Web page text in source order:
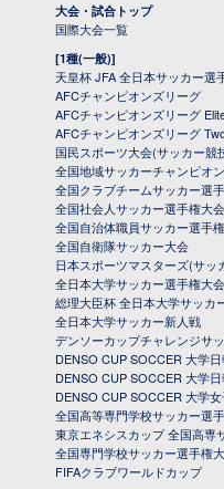
大会・試合トップ
国際大会一覧
[1種(一般)]
天皇杯 JFA 全日本サッカー選
AFCチャンピオンズリーグ
AFCチャンピオンズリーグ
AFCチャンピオンズリーグ
国民スポーツ大会(サッカー競
全国地域サッカーチャンピオ
全国クラブチームサッカー選
全国社会人サッカー選手権大会
全国自治体職員サッカー選手
全国自衛隊サッカー大会
日本スポーツマスターズ(サッ
全日本大学サッカー選手権大会
総理大臣杯 全日本大学サッカ
全日本大学サッカー新人戦
デンソーカップチャレンジサ
DENSO CUP SOCCER 大学
DENSO CUP SOCCER 大学
DENSO CUP SOCCER 大学
全国高等専門学校サッカー選
東京エネシスカップ 全国高専
全国専門学校サッカー選手権
FIFAクラブワールドカップ